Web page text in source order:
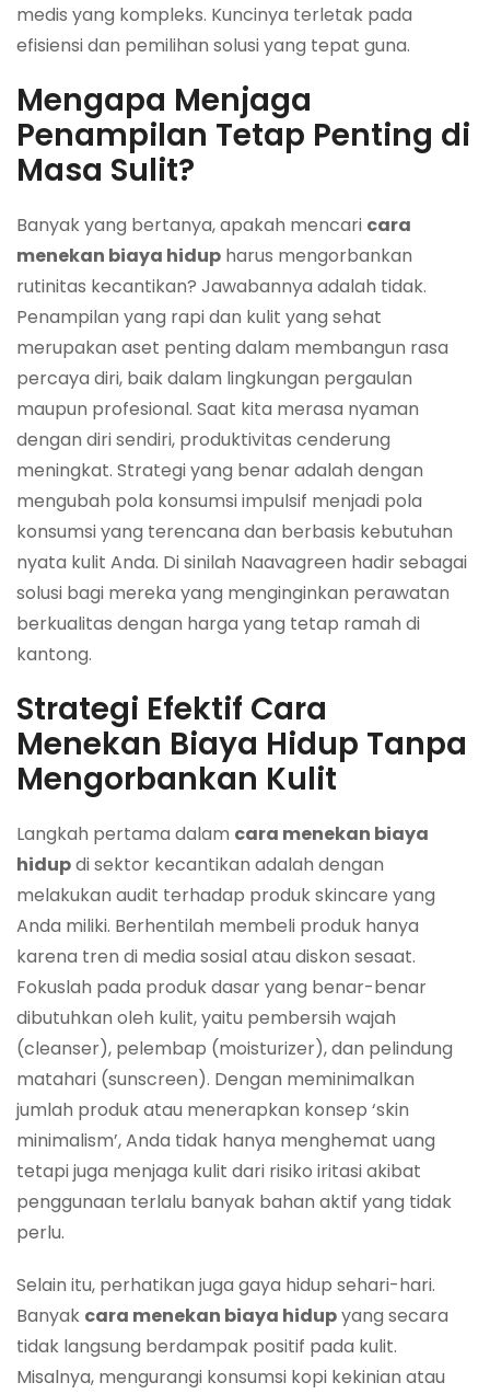
medis yang kompleks. Kuncinya terletak pada
efisiensi dan pemilihan solusi yang tepat guna.
Mengapa Menjaga
Penampilan Tetap Penting di
Masa Sulit?
Banyak yang bertanya, apakah mencari cara
menekan biaya hidup harus mengorbankan
rutinitas kecantikan? Jawabannya adalah tidak.
Penampilan yang rapi dan kulit yang sehat
merupakan aset penting dalam membangun rasa
percaya diri, baik dalam lingkungan pergaulan
maupun profesional. Saat kita merasa nyaman
dengan diri sendiri, produktivitas cenderung
meningkat. Strategi yang benar adalah dengan
mengubah pola konsumsi impulsif menjadi pola
konsumsi yang terencana dan berbasis kebutuhan
nyata kulit Anda. Di sinilah Naavagreen hadir sebagai
solusi bagi mereka yang menginginkan perawatan
berkualitas dengan harga yang tetap ramah di
kantong.
Strategi Efektif Cara
Menekan Biaya Hidup Tanpa
Mengorbankan Kulit
Langkah pertama dalam cara menekan biaya
hidupdi sektor kecantikan adalah dengan
melakukan audit terhadap produk skincare yang
Anda miliki. Berhentilah membeli produk hanya
karena tren di media sosial atau diskon sesaat.
Fokuslah pada produk dasar yang benar-benar
dibutuhkan oleh kulit, yaitu pembersih wajah
(cleanser), pelembap (moisturizer), dan pelindung
matahari (sunscreen). Dengan meminimalkan
jumlah produk atau menerapkan konsep ‘skin
minimalism’, Anda tidak hanya menghemat uang
tetapi juga menjaga kulit dari risiko iritasi akibat
penggunaan terlalu banyak bahan aktif yang tidak
perlu.
Selain itu, perhatikan juga gaya hidup sehari-hari.
Banyak cara menekan biaya hidupyang secara
tidak langsung berdampak positif pada kulit.
Misalnya, mengurangi konsumsi kopi kekinian atau